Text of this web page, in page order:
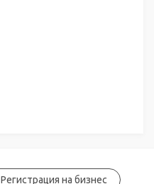
Регистрация на бизнес